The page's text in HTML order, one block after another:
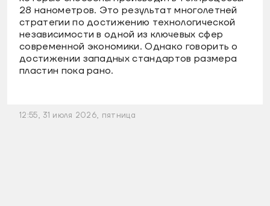
28 нанометров. Это результат многолетней
стратегии по достижению технологической
независимости в одной из ключевых сфер
современной экономики. Однако говорить о
достижении западных стандартов размера
пластин пока рано.
12:55, 31 июля 2026, пятница